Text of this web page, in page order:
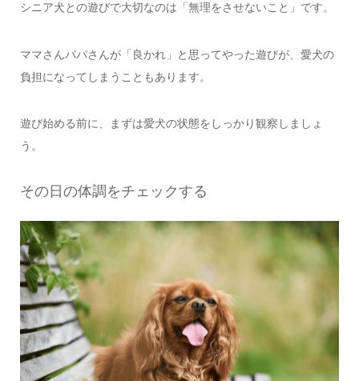
シニア犬との遊びで大切なのは「無理をさせないこと」です。
ママさんパパさんが「良かれ」と思ってやった遊びが、愛犬の
負担になってしまうこともあります。
遊び始める前に、まずは愛犬の状態をしっかり観察しましょ
う。
その日の体調をチェックする